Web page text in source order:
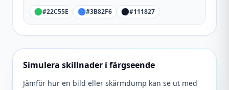
#22C55E #3B82F6 #111827
Simulera skillnader i färgseende
Jämför hur en bild eller skärmdump kan se ut med